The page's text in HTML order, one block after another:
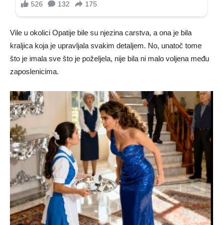
Vile u okolici Opatije bile su njezina carstva, a ona je bila
kraljica koja je upravljala svakim detaljem. No, unatoč tome
što je imala sve što je poželjela, nije bila ni malo voljena među
zaposlenicima.